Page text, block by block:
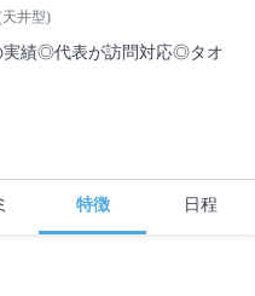
天井型)
実績◎代表が訪問対応◎タオ
特徴 日程